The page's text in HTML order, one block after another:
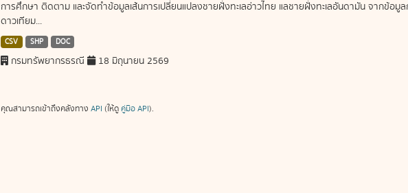
การศึกษา ติดตาม และจัดทำข้อมูลเส้นการเปลี่ยนแปลงชายฝั่งทะเลอ่าวไทย แลชายฝั่งทะเลอันดามัน จากข้อ
ดาวเทียม...
CSV SHP DOC
กรมทรัพยากรธรณี 18 มิถุนายน 2569
คุณสามารถเข้าถึงคลังทาง API (ให้ดู คู่มือ API).